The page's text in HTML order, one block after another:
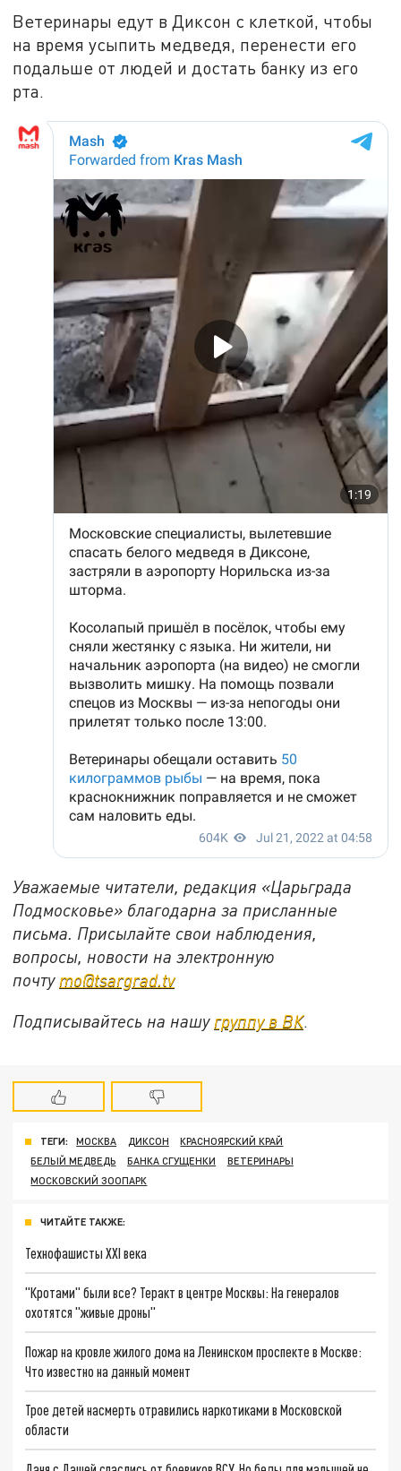
Ветеринары едут в Диксон с клеткой, чтобы
на время усыпить медведя, перенести его
подальше от людей и достать банку из его
рта.
Уважаемые читатели, редакция «Царьграда
Подмосковье» благодарна за присланные
письма. Присылайте свои наблюдения,
вопросы, новости на электронную
почту mo@tsargrad.tv
Подписывайтесь на нашу группу в ВК.
ТЕГИ: МОСКВА ДИКСОН
КРАСНОЯРСКИЙ КРАЙ
БЕЛЫЙ МЕДВЕДЬ
БАНКА СГУЩЕНКИ
ВЕТЕРИНАРЫ
МОСКОВСКИЙ ЗООПАРК
ЧИТАЙТЕ ТАКЖЕ:
Технофашисты XXI века
"Кротами" были все? Теракт в центре Москвы: На генералов
охотятся "живые дроны"
Пожар на кровле жилого дома на Ленинском проспекте в Москве:
Что известно на данный момент
Трое детей насмерть отравились наркотиками в Московской
области